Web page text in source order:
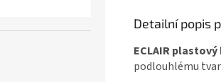
Detailní popis
ECLAIR plastový
podlouhlému